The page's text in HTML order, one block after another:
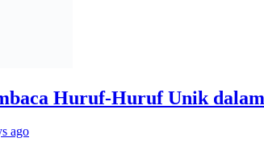
Huruf-Huruf Unik
ago